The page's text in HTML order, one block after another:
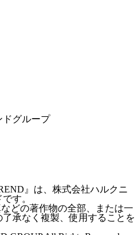
ドグループ
』は、株式会社ハルクニ
す。
どの著作物の全部、または一
承なく複製、使用することを